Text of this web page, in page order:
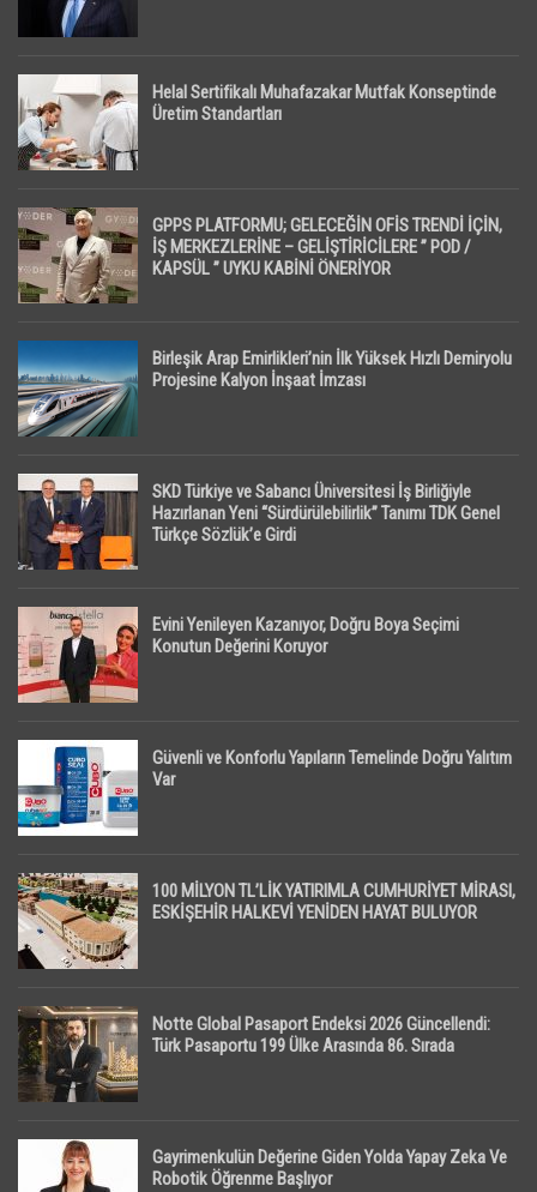
Helal Sertifikalı Muhafazakar Mutfak Konseptinde
Üretim Standartları
GPPS PLATFORMU; GELECEĞİN OFİS TRENDİ İÇİN,
İŞ MERKEZLERİNE – GELİŞTİRİCİLERE ” POD /
KAPSÜL ” UYKU KABİNİ ÖNERİYOR
Birleşik Arap Emirlikleri’nin İlk Yüksek Hızlı Demiryolu
Projesine Kalyon İnşaat İmzası
SKD Türkiye ve Sabancı Üniversitesi İş Birliğiyle
Hazırlanan Yeni “Sürdürülebilirlik” Tanımı TDK Genel
Türkçe Sözlük’e Girdi
Evini Yenileyen Kazanıyor, Doğru Boya Seçimi
Konutun Değerini Koruyor
Güvenli ve Konforlu Yapıların Temelinde Doğru Yalıtım
Var
100 MİLYON TL’LİK YATIRIMLA CUMHURİYET MİRASI,
ESKİŞEHİR HALKEVİ YENİDEN HAYAT BULUYOR
Notte Global Pasaport Endeksi 2026 Güncellendi:
Türk Pasaportu 199 Ülke Arasında 86. Sırada
Gayrimenkulün Değerine Giden Yolda Yapay Zeka Ve
Robotik Öğrenme Başlıyor